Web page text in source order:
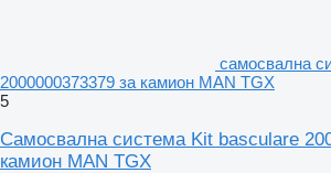
самосвална
2000000373379 за камион MAN TGX
5
Самосвална система Kit basculare
камион MAN TGX